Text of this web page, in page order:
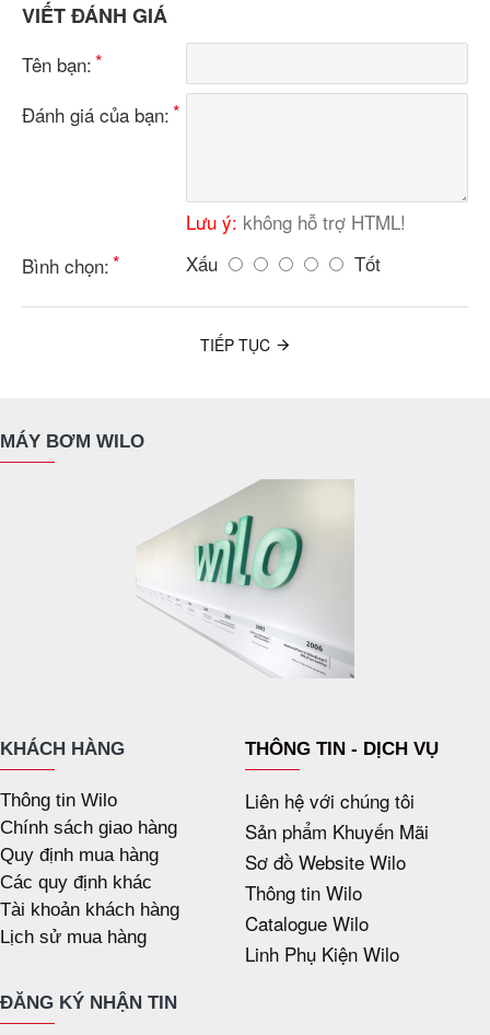
VIẾT ĐÁNH GIÁ
Tên bạn:
Đánh giá của bạn:
Lưu ý: không hỗ trợ HTML!
Bình chọn:
Xấu Tốt
TIẾP TỤC
MÁY BƠM WILO
KHÁCH HÀNG
Thông tin Wilo
Chính sách giao hàng
Quy định mua hàng
Các quy định khác
Tài khoản khách hàng
Lịch sử mua hàng
THÔNG TIN - DỊCH VỤ
Liên hệ với chúng tôi
Sản phẩm Khuyến Mãi
Sơ đồ Website Wilo
Thông tin Wilo
Catalogue Wilo
Linh Phụ Kiện Wilo
ĐĂNG KÝ NHẬN TIN